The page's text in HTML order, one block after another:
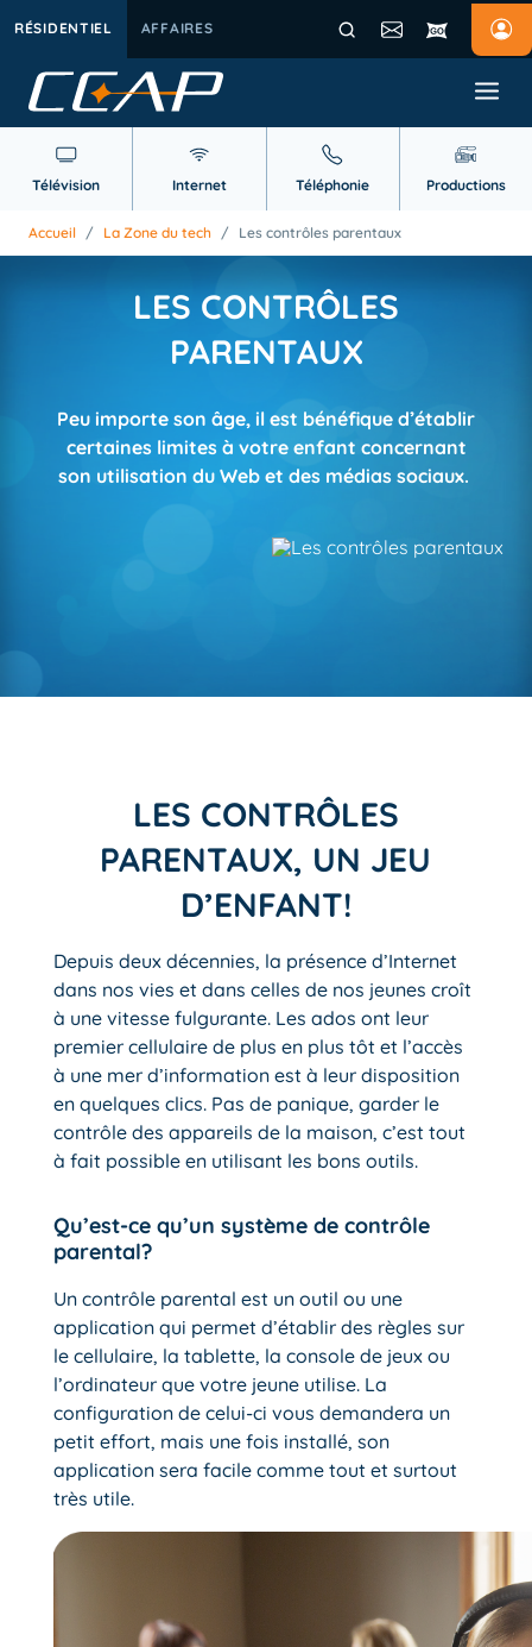
RÉSIDENTIEL AFFAIRES
Télévision Internet Téléphonie Productions
Accueil / La Zone du tech / Les contrôles parentaux
LES CONTRÔLES
PARENTAUX
Peu importe son âge, il est bénéfique d’établir
certaines limites à votre enfant concernant
son utilisation du Web et des médias sociaux.
LES CONTRÔLES
PARENTAUX, UN JEU
D’ENFANT!
Depuis deux décennies, la présence d’Internet
dans nos vies et dans celles de nos jeunes croît
à une vitesse fulgurante. Les ados ont leur
premier cellulaire de plus en plus tôt et l’accès
à une mer d’information est à leur disposition
en quelques clics. Pas de panique, garder le
contrôle des appareils de la maison, c’est tout
à fait possible en utilisant les bons outils.
Qu’est-ce qu’un système de contrôle
parental?
Un contrôle parental est un outil ou une
application qui permet d’établir des règles sur
le cellulaire, la tablette, la console de jeux ou
l’ordinateur que votre jeune utilise. La
configuration de celui-ci vous demandera un
petit effort, mais une fois installé, son
application sera facile comme tout et surtout
très utile.